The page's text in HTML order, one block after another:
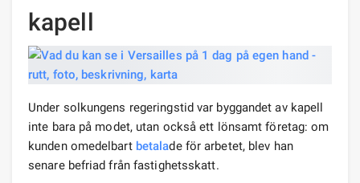
kapell
Under solkungens regeringstid var byggandet av kapell
inte bara på modet, utan också ett lönsamt företag: om
kunden omedelbart betalade för arbetet, blev han
senare befriad från fastighetsskatt.